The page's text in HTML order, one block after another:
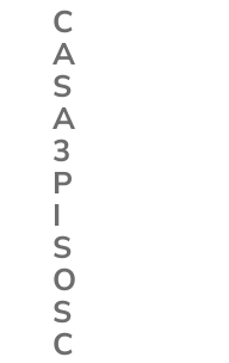
C
A
S
A
3
P
I
S
O
S
C